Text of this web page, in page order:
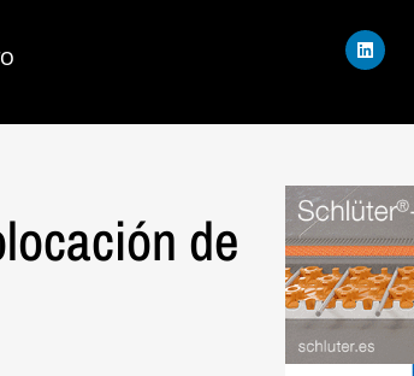
de